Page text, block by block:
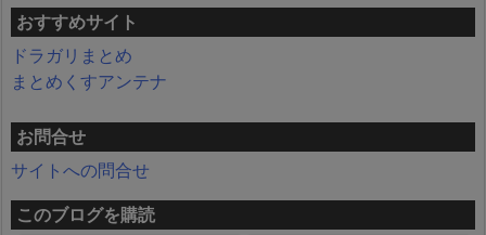
おすすめサイト
ドラガリまとめ
まとめくすアンテナ
お問合せ
サイトへの問合せ
このブログを購読